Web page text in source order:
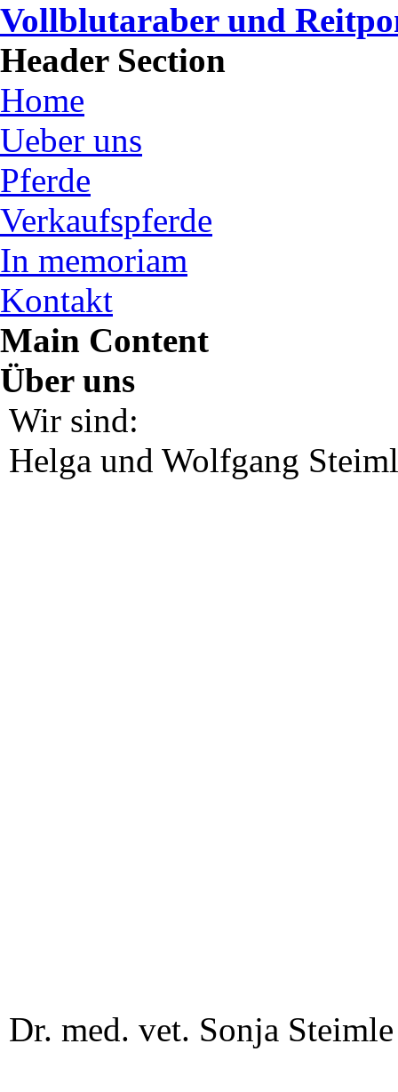
Vollblutaraber und
Header Section
Home
Ueber uns
Pferde
Verkaufspferde
In memoriam
Kontakt
Main Content
Über uns
Wir sind:
Helga und Wolfgang
Dr. med. vet. Sonja Steimle